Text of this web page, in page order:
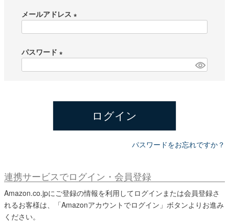
メールアドレス
パスワード
)
ログイン
パスワードをお忘れですか？
連携サービスでログイン・会員登録
Amazon.co.jpにご登録の情報を利用してログインまたは会員登録さ
れるお客様は、「Amazonアカウントでログイン」ボタンよりお進み
ください。